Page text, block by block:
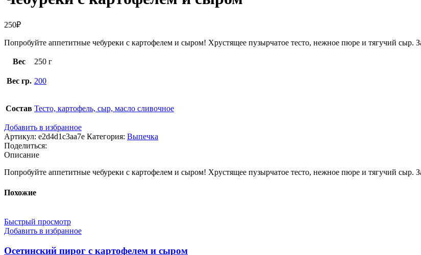
250₽
Попробуйте аппетитные чебуреки с картофелем и сыром! Хрустящее пузырчатое тесто, нежное пюре и тягучий сыр.
Вес 250 г
Вес гр. 200
Состав Тесто, картофель, сыр, масло сливочное
Добавить в избранное
Артикул: e2d4d1c3aa7e Категория: Выпечка
Поделиться:
Описание
Попробуйте аппетитные чебуреки с картофелем и сыром! Хрустящее пузырчатое тесто, нежное пюре и тягучий сыр.
Похожие
Быстрый просмотр
Добавить в избранное
Осетинский пирог с картофелем и сыром